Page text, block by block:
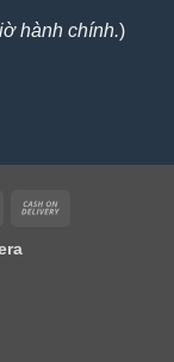
hành chính.)
MasterCard